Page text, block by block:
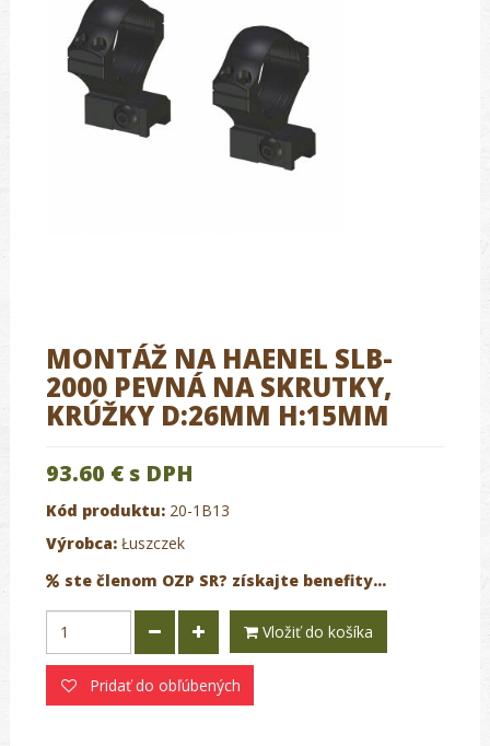
MONTÁŽ NA HAENEL SLB-
2000 PEVNÁ NA SKRUTKY,
KRÚŽKY D:26MM H:15MM
93.60 € s DPH
Kód produktu: 20-1B13
Výrobca: Łuszczek
ste členom OZP SR? získajte benefity...
Vložiť do košíka
Pridať do obľúbených